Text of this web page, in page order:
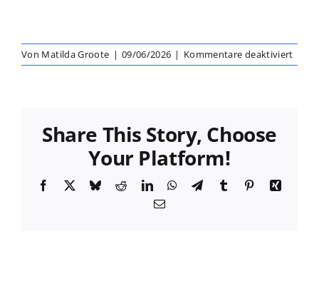
Von Matilda Groote | 09/06/2026 | Kommentare deaktiviertfür
Prof.
Share This Story, Choose
Your Platform!
Facebook
X BlueskyRedditLinkedInWhatsApp
TelegramTumblr PinterestXing
E-